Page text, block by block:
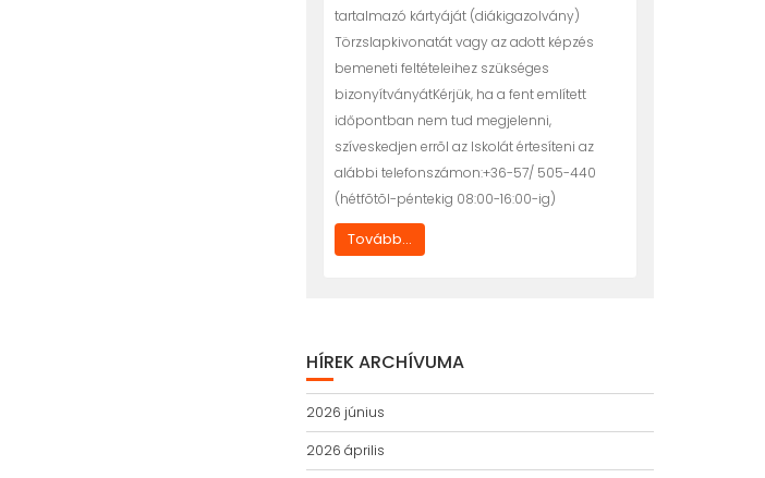
tartalmazó kártyáját (diákigazolvány)
Törzslapkivonatát vagy az adott képzés
bemeneti feltételeihez szükséges
bizonyítványátKérjük, ha a fent említett
időpontban nem tud megjelenni,
szíveskedjen errõl az Iskolát értesíteni az
alábbi telefonszámon:+36-57/ 505-440
(hétfõtõl-péntekig 08:00-16:00-ig)
Tovább...
HÍREK ARCHÍVUMA
2026 június
2026 április